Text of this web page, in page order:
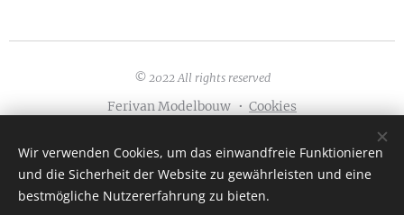
© 2022 All rights reserved
Ferivan Modelbouw Cookies
Sprachen
English
Nederlands Français Deutsch
Wir verwenden Cookies, um das einwandfreie Funktionieren
und die Sicherheit der Website zu gewährleisten und eine
bestmögliche Nutzererfahrung zu bieten.